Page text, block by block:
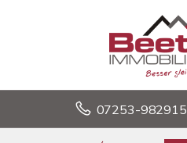
07253-982915